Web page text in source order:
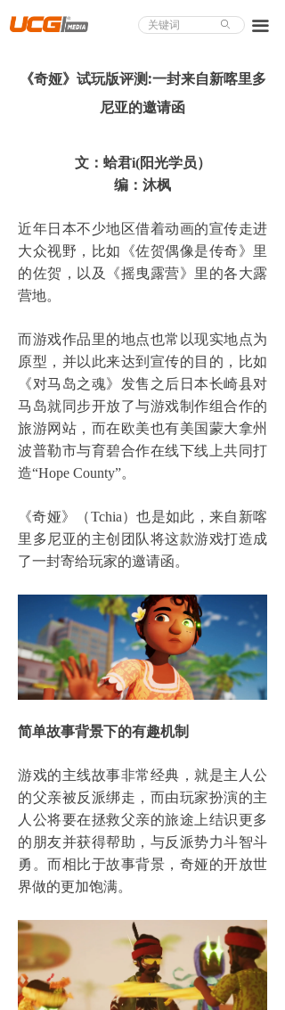
끀
About UCG
商城精品
游戏大赏
小程序
个人中心
ꄙ
文：蛤君i(阳光学员）
编：沐枫
近年日本不少地区借着动画的宣传走进
大众视野，比如《佐贺偶像是传奇》里
的佐贺，以及《摇曳露营》里的各大露
营地。
而游戏作品里的地点也常以现实地点为
原型，并以此来达到宣传的目的，比如
《对马岛之魂》发售之后日本长崎县对
马岛就同步开放了与游戏制作组合作的
旅游网站，而在欧美也有美国蒙大拿州
波普勒市与育碧合作在线下线上共同打
造“Hope County”。
《奇娅》（Tchia）也是如此，来自新喀
里多尼亚的主创团队将这款游戏打造成
了一封寄给玩家的邀请函。
简单故事背景下的有趣机制
游戏的主线故事非常经典，就是主人公
的父亲被反派绑走，而由玩家扮演的主
人公将要在拯救父亲的旅途上结识更多
的朋友并获得帮助，与反派势力斗智斗
勇。而相比于故事背景，奇娅的开放世
界做的更加饱满。
《奇娅》试玩版评测:一封来自新喀里多
尼亚的邀请函